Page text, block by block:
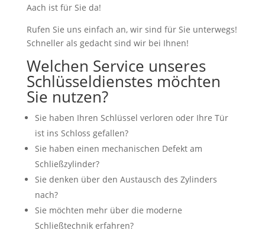
Aach ist für Sie da!
Rufen Sie uns einfach an, wir sind für Sie unterwegs!
Schneller als gedacht sind wir bei Ihnen!
Welchen Service unseres
Schlüsseldienstes möchten
Sie nutzen?
Sie haben Ihren Schlüssel verloren oder Ihre Tür
ist ins Schloss gefallen?
Sie haben einen mechanischen Defekt am
Schließzylinder?
Sie denken über den Austausch des Zylinders
nach?
Sie möchten mehr über die moderne
Schließtechnik erfahren?